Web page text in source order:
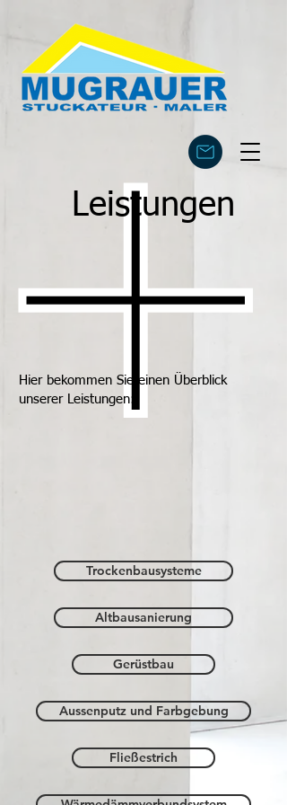
Leistungen
Hier bekommen Sie einen Überblick
unserer Leistungen:
Trockenbausysteme
Altbausanierung
Gerüstbau
Aussenputz und Farbgebung
Fließestrich